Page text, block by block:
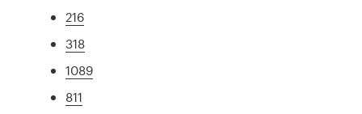
216
318
1089
811